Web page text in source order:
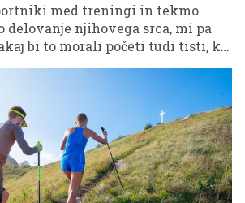
med treningi in tekmo
delovanje njihovega srca, mi pa
bi to morali početi tudi tisti, ki